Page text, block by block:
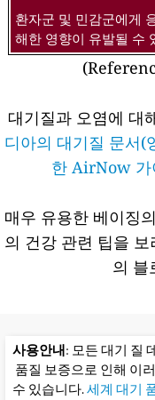
환자군 및 민감군에게
해한 영향이 유발될 수
대기질과 오염에 대
디아의 대기질 문서(
한 AirNow 가
매우 유용한 베이징
의 건강 관련 팁을 보
의 블
사용안내: 모든 대기 질
품질 보증으로 인해 이
수 있습니다.세계 대기